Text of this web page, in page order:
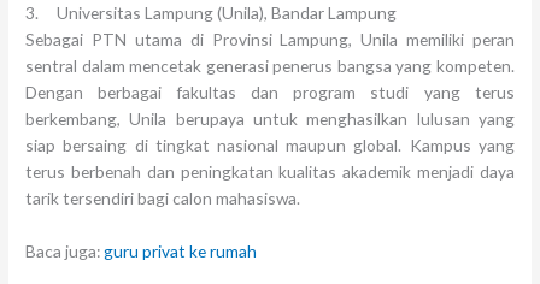
3. Universitas Lampung (Unila), Bandar Lampung
Sebagai PTN utama di Provinsi Lampung, Unila memiliki peran
sentral dalam mencetak generasi penerus bangsa yang kompeten.
Dengan berbagai fakultas dan program studi yang terus
berkembang, Unila berupaya untuk menghasilkan lulusan yang
siap bersaing di tingkat nasional maupun global. Kampus yang
terus berbenah dan peningkatan kualitas akademik menjadi daya
tarik tersendiri bagi calon mahasiswa.
Baca juga:guru privat ke rumah